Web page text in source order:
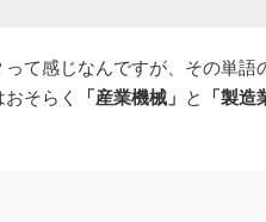
って感じなんですが、その単語
そらく
「産業機械」 と 「製造